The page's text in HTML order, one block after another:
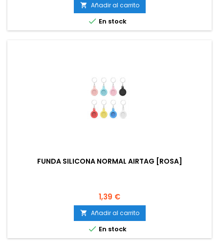
 Añadir al carrito
 En stock
FUNDA SILICONA NORMAL AIRTAG [ROSA]
Precio
1,39 €
 Añadir al carrito
 En stock